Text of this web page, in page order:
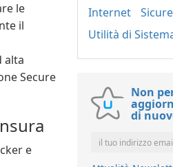
le
il
alta
Secure
e
Internet
Utilità di
Non
di